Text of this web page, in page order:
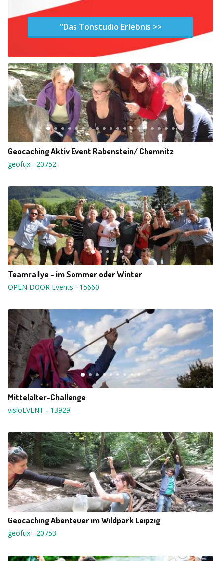
"Das Tonstudio Erlebnis >>
Geocaching Aktiv Event Rabenstein/ Chemnitz
geofux - 20752
Teamrallye - im Sommer oder Winter
OPEN DOOR Events - 15660
Mittelalter-Challenge
visioEVENT - 13929
Geocaching Abenteuer im Wildpark Leipzig
geofux - 20753